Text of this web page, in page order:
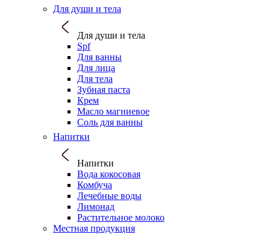
Для души и тела
Для души и тела
Spf
Для ванны
Для лица
Для тела
Зубная паста
Крем
Масло магниевое
Соль для ванны
Напитки
Напитки
Вода кокосовая
Комбуча
Лечебные воды
Лимонад
Растительное молоко
Местная продукция